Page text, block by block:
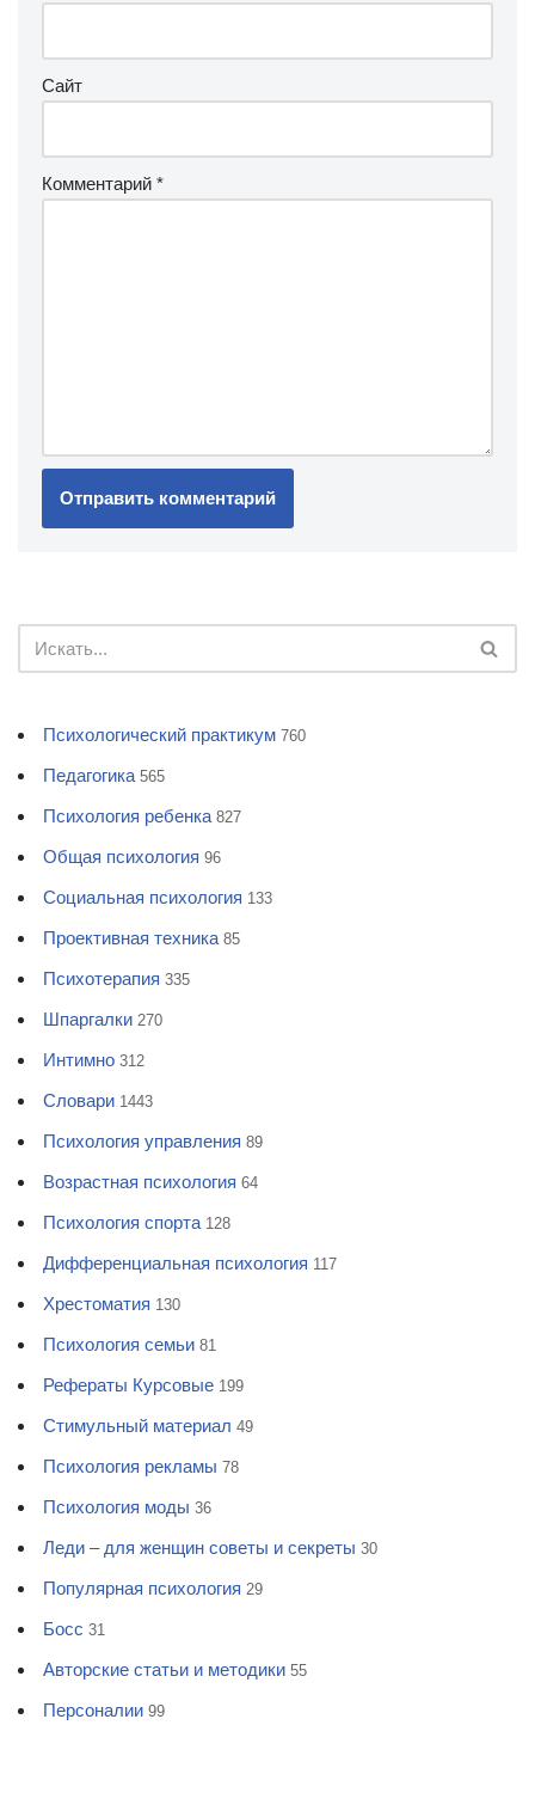
Сайт
Комментарий *
Психологический практикум 760
Педагогика 565
Психология ребенка 827
Общая психология 96
Социальная психология 133
Проективная техника 85
Психотерапия 335
Шпаргалки 270
Интимно 312
Словари 1443
Психология управления 89
Возрастная психология 64
Психология спорта 128
Дифференциальная психология 117
Хрестоматия 130
Психология семьи 81
Рефераты Курсовые 199
Стимульный материал 49
Психология рекламы 78
Психология моды 36
Леди – для женщин советы и секреты 30
Популярная психология 29
Босс 31
Авторские статьи и методики 55
Персоналии 99